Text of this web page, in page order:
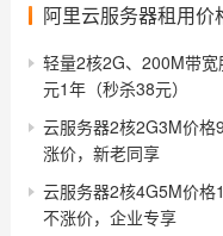
阿里云服务器租用价
轻量2核2G、200M带
元1年（秒杀38元）
云服务器2核2G3M价格
涨价，新老同享
云服务器2核4G5M价格
不涨价，企业专享